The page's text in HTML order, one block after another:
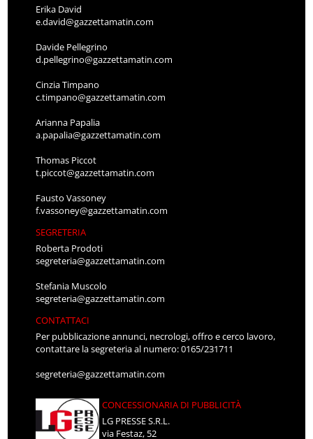
Erika David
e.david@gazzettamatin.com
Davide Pellegrino
d.pellegrino@gazzettamatin.com
Cinzia Timpano
c.timpano@gazzettamatin.com
Arianna Papalia
a.papalia@gazzettamatin.com
Thomas Piccot
t.piccot@gazzettamatin.com
Fausto Vassoney
f.vassoney@gazzettamatin.com
SEGRETERIA
Roberta Prodoti
segreteria@gazzettamatin.com
Stefania Muscolo
segreteria@gazzettamatin.com
CONTATTACI
Per pubblicazione annunci, necrologi, offro e cerco lavoro,
contattare la segreteria al numero: 0165/231711
segreteria@gazzettamatin.com
CONCESSIONARIA DI PUBBLICITÀ
LG PRESSE S.R.L.
via Festaz, 52